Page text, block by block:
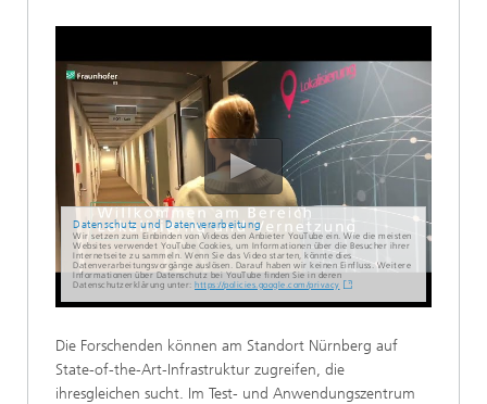
Datenschutz und Datenverarbeitung
Wir setzen zum Einbinden von Videos den Anbieter YouTube ein. Wie die meisten
Websites verwendet YouTube Cookies, um Informationen über die Besucher ihrer
Internetseite zu sammeln. Wenn Sie das Video starten, könnte dies
Datenverarbeitungsvorgänge auslösen. Darauf haben wir keinen Einfluss. Weitere
Informationen über Datenschutz bei YouTube finden Sie in deren
Datenschutzerklärung unter: https://policies.google.com/privacy
Die Forschenden können am Standort Nürnberg auf
State-of-the-Art-Infrastruktur zugreifen, die
ihresgleichen sucht. Im Test- und Anwendungszentrum